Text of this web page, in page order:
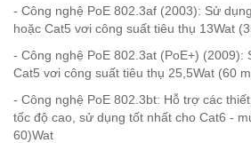
- Công nghệ PoE 802.3af (2003): Sử
hoặc Cat5 vơi công suất tiêu thụ 13Wat
- Công nghệ PoE 802.3at (PoE+) (2009):
Cat5 vơi công suất tiêu thụ 25,5Wat (60
- Công nghệ PoE 802.3bt: Hỗ trợ các
tốc độ cao, sử dụng tốt nhất cho Cat6 -
60)Wat